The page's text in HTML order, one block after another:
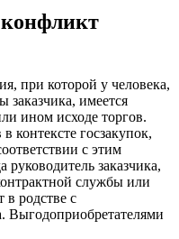
при которой у человека,
имеется
ином исходе торгов.
контексте госзакупок,
с этим
руководитель заказчика,
службы или
в родстве с
Выгодоприобретателями